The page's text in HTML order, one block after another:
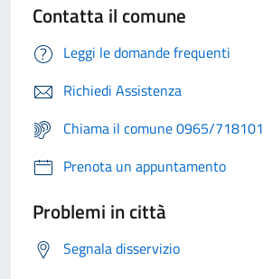
Contatta il comune
Leggi le domande frequenti
Richiedi Assistenza
Chiama il comune 0965/718101
Prenota un appuntamento
Problemi in città
Segnala disservizio